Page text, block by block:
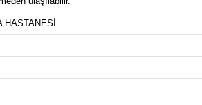
HASTANESİ